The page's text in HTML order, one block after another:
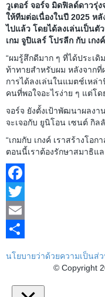
วูเตอร์​ จอร์จ มิดฟิลด์ดาวรุ่ง
ให้ทีมต่อเนื่องในปี 2025 ห
ไปแล้ว โดยได้ลงเล่นเป็นตั
เกม จูปิแลร์ โปรลีก กับ เกงค์
“ผมรู้สึกดีมาก ๆ ที่ได้ประเ
ท้าทายสำหรับผม หลังจาก
การได้ลงเล่นในแมตช์เหล่
คนที่พอใจอะไรง่าย ๆ แต่โ
จอร์จ ยังตั้งเป้าพัฒนาผลงา
จะเจอกับ ยูนิโอน เซนต์ กิล
“เกมกับ เกงค์ เราสร้างโอ
ตอนนี้เราต้องรักษาสมาธิแ
Facebook
Twitter
Email
นโยบายว่าด้วยความเป็นส่
© Copyright